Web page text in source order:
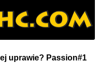
uprawie? Passion#1